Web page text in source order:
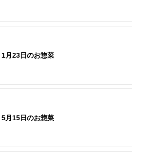
1月23日のお惣菜
5月15日のお惣菜